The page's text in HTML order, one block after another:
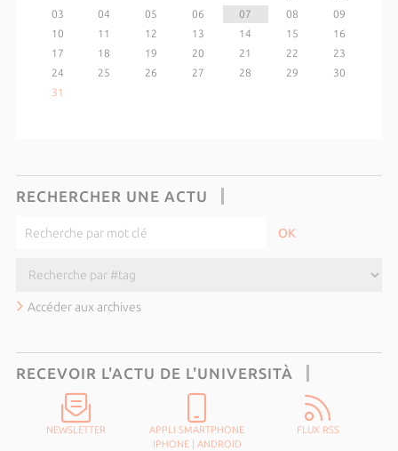
03
04 05 06 07 08
09
10
11 12 13 14 15
16
17
18 19 20 21 22
23
24
25 26 27 28 29
30
31
RECHERCHER UNE ACTU
Accéder aux archives
RECEVOIR L'ACTU DE L'UNIVERSITÀ
NEWSLETTER
APPLI SMARTPHONE
IPHONE| ANDROID
FLUX RSS